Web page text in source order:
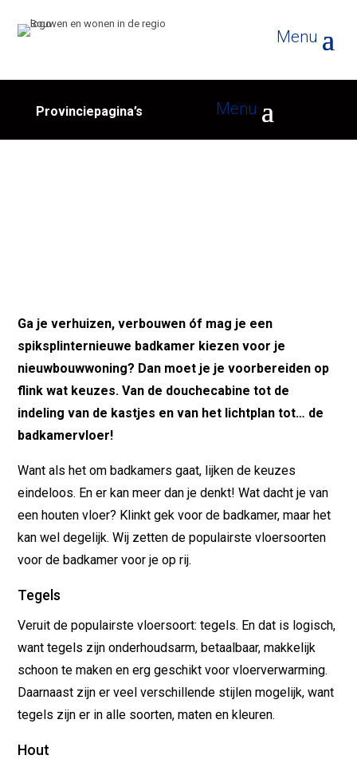
Provinciepagina’s
Ga je verhuizen, verbouwen óf mag je een
spiksplinternieuwe badkamer kiezen voor je
nieuwbouwwoning? Dan moet je je voorbereiden op
flink wat keuzes. Van de douchecabine tot de
indeling van de kastjes en van het lichtplan tot… de
badkamervloer!
Want als het om badkamers gaat, lijken de keuzes
eindeloos. En er kan meer dan je denkt! Wat dacht je van
een houten vloer? Klinkt gek voor de badkamer, maar het
kan wel degelijk. Wij zetten de populairste vloersoorten
voor de badkamer voor je op rij.
Tegels
Veruit de populairste vloersoort: tegels. En dat is logisch,
want tegels zijn onderhoudsarm, betaalbaar, makkelijk
schoon te maken en erg geschikt voor vloerverwarming.
Daarnaast zijn er veel verschillende stijlen mogelijk, want
tegels zijn er in alle soorten, maten en kleuren.
Hout